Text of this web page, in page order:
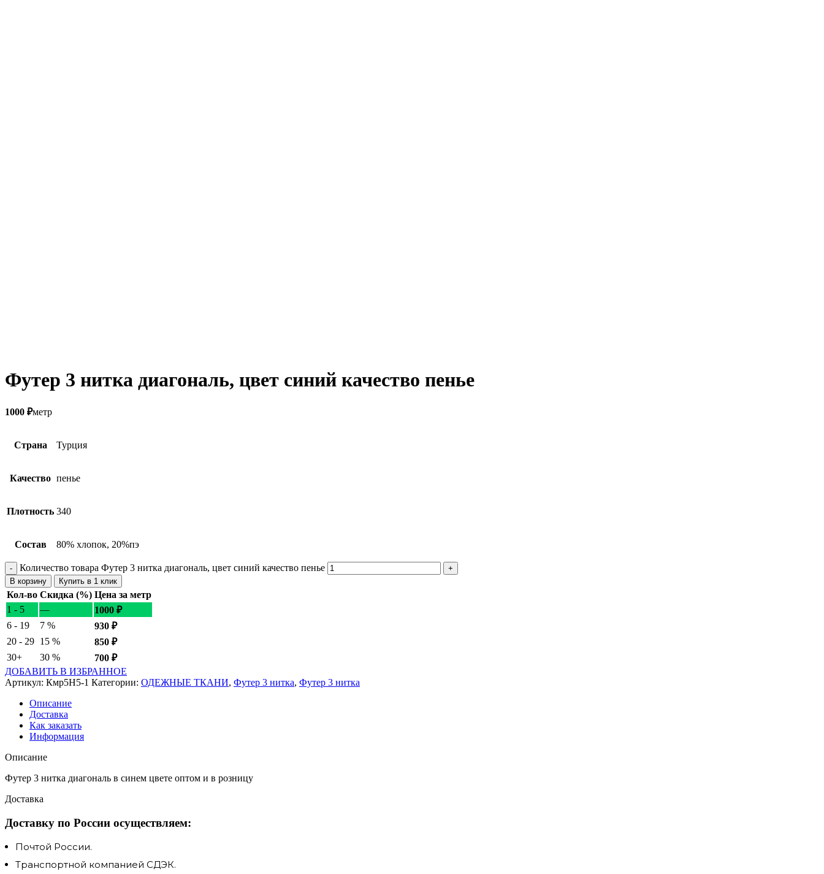
Футер 3 нитка диагональ, цвет синий качество пенье
1000 ₽метр
Страна Турция
Качество пенье
Плотность 340
Состав 80% хлопок, 20%пэ
Количество товара Футер 3 нитка диагональ, цвет синий качество пенье
В корзину Купить в 1 клик
Кол-во Скидка (%) Цена за метр
1 - 5
— 1000 ₽
6 - 19
7 % 930 ₽
20 - 29 15 % 850 ₽
30+
30 % 700 ₽
ДОБАВИТЬ В ИЗБРАННОЕ
Артикул: Кмр5Н5-1 Категории: ОДЕЖНЫЕ ТКАНИ, Футер 3 нитка, Футер 3 нитка
Описание
Доставка
Как заказать
Информация
Описание
Футер 3 нитка диагональ в синем цвете оптом и в розницу
Доставка
Доставку по России осуществляем:
Почтой России.
Транспортной компанией СДЭК.